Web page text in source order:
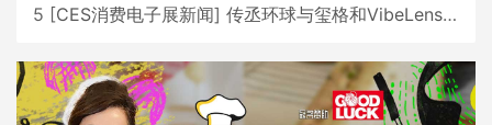
5 [CES消费电子展新闻] 传丞环球与玺格和VibeLens共同推出全新耳机